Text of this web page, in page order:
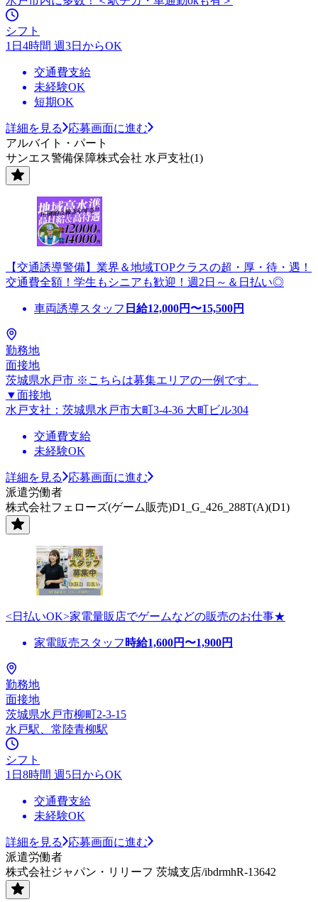
シフト
1日4時間 週3日からOK
交通費支給
未経験OK
短期OK
詳細を見る
応募画面に進む
アルバイト・パート
サンエス警備保障株式会社 水戸支社(1)
【交通誘導警備】業界＆地域TOPクラスの超・厚・待・遇！
交通費全額！学生もシニアも歓迎！週2日～＆日払い◎
車両誘導スタッフ 日給12,000円〜15,500円
勤務地
面接地
茨城県水戸市 ※こちらは募集エリアの一例です。
▼面接地
水戸支社：茨城県水戸市大町3-4-36 大町ビル304
交通費支給
未経験OK
詳細を見る
応募画面に進む
派遣労働者
株式会社フェローズ(ゲーム販売)D1_G_426_288T(A)(D1)
<日払いOK>家電量販店でゲームなどの販売のお仕事★
家電販売スタッフ 時給1,600円〜1,900円
勤務地
面接地
茨城県水戸市柳町2-3-15
水戸駅、常陸青柳駅
シフト
1日8時間 週5日からOK
交通費支給
未経験OK
詳細を見る
応募画面に進む
派遣労働者
株式会社ジャパン・リリーフ 茨城支店/ibdrmhR-13642